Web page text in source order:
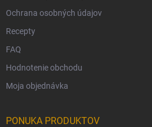
Ochrana osobných údajov
Recepty
FAQ
Hodnotenie obchodu
Moja objednávka
PONUKA PRODUKTOV